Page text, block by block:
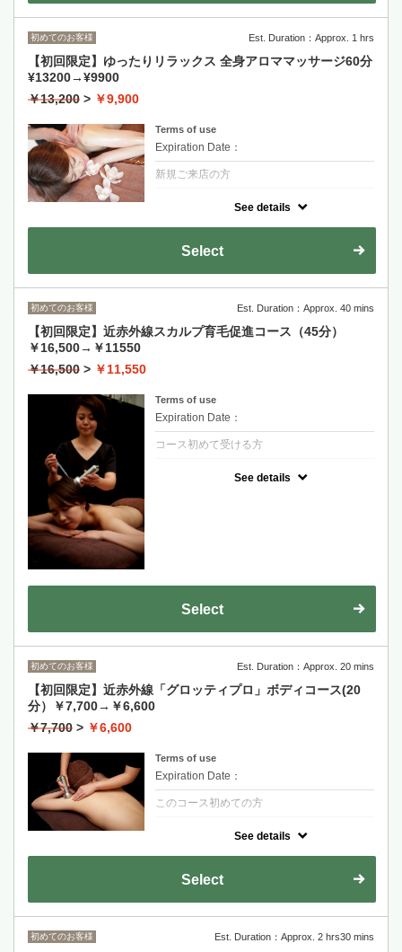
クレンジング→お顔リンパマッサージ→ヘッ
ドマッサージ→整肌
初めてのお客様 Est. Duration：Approx. 1 hrs
【初回限定】ゆったりリラックス 全身アロママッサージ60分
¥13200→¥9900
￥13,200 > ￥9,900
Terms of use
Expiration Date：
新規ご来店の方
ャルオイルを調合し、深いリラクゼーション
とともに凝り固まった全身をほぐしていきま
す。ホットストーン、ヘッドマッサージ付き
ホットペッパー→全身アロママッサージ→ヘ
ッドマッサージ
See details
Select
初めてのお客様 Est. Duration：Approx. 40 mins
【初回限定】近赤外線スカルプ育毛促進コース（45分）
￥16,500→￥11550
￥16,500 > ￥11,550
Terms of use
Expiration Date：
コース初めて受ける方
See details
Select
初めてのお客様 Est. Duration：Approx. 20 mins
【初回限定】近赤外線「グロッティプロ」ボディコース(20
分）￥7,700→￥6,600
￥7,700 > ￥6,600
Terms of use
Expiration Date：
このコース初めての方
「グロッティプロ」で関節、ひざ、ひじ、
肩、腰など痛いところにアプローチ。一度で
効果実感できます。
See details
Select
初めてのお客様 Est. Duration：Approx. 2 hrs30 mins